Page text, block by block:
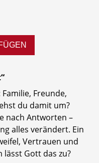
Freunde,
du damit um?
nach Antworten –
alles verändert. Ein
Vertrauen und
lässt Gott das zu?